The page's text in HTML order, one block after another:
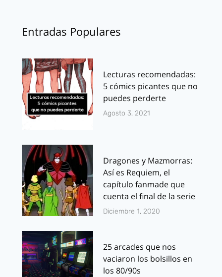
Entradas Populares
Lecturas recomendadas:
5 cómics picantes que no
puedes perderte
Agosto 3, 2021
Dragones y Mazmorras:
Así es Requiem, el
capítulo fanmade que
cuenta el final de la serie
Diciembre 1, 2020
25 arcades que nos
vaciaron los bolsillos en
los 80/90s